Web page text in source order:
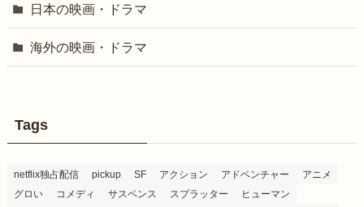
日本の映画・ドラマ
海外の映画・ドラマ
Tags
netflix独占配信 pickup SF アクション アドベンチャー
アニメ
グロい
コメディ サスペンス スプラッター
ヒューマン